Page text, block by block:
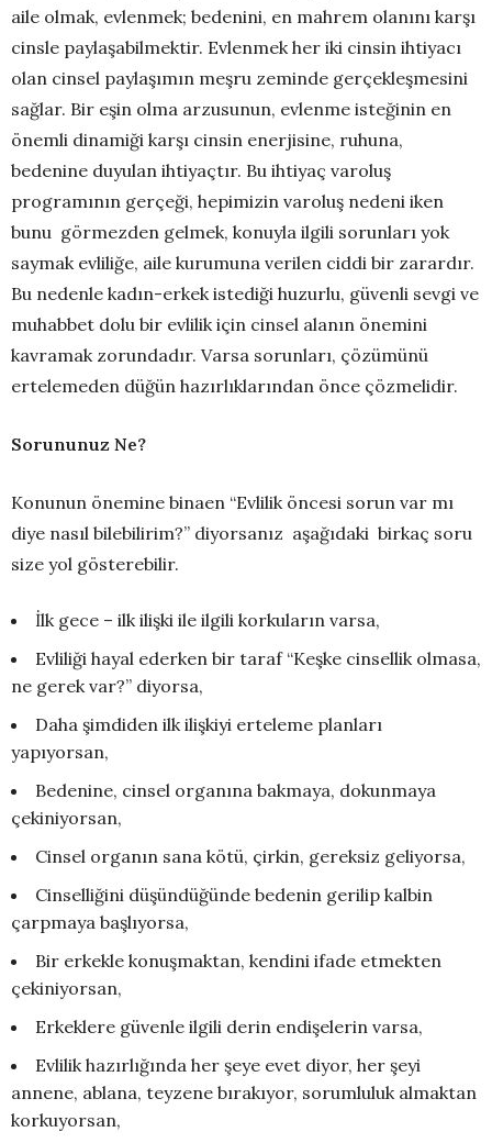
aile olmak, evlenmek; bedenini, en mahrem olanını karşı
cinsle paylaşabilmektir. Evlenmek her iki cinsin ihtiyacı
olan cinsel paylaşımın meşru zeminde gerçekleşmesini
sağlar. Bir eşin olma arzusunun, evlenme isteğinin en
önemli dinamiği karşı cinsin enerjisine, ruhuna,
bedenine duyulan ihtiyaçtır. Bu ihtiyaç varoluş
programının gerçeği, hepimizin varoluş nedeni iken
bunu görmezden gelmek, konuyla ilgili sorunları yok
saymak evliliğe, aile kurumuna verilen ciddi bir zarardır.
Bu nedenle kadın-erkek istediği huzurlu, güvenli sevgi ve
muhabbet dolu bir evlilik için cinsel alanın önemini
kavramak zorundadır. Varsa sorunları, çözümünü
ertelemeden düğün hazırlıklarından önce çözmelidir.
Sorununuz Ne?
Konunun önemine binaen “Evlilik öncesi sorun var mı
diye nasıl bilebilirim?” diyorsanız aşağıdaki birkaç soru
size yol gösterebilir.
İlk gece – ilk ilişki ile ilgili korkuların varsa,
Evliliği hayal ederken bir taraf “Keşke cinsellik olmasa,
ne gerek var?” diyorsa,
Daha şimdiden ilk ilişkiyi erteleme planları
yapıyorsan,
Bedenine, cinsel organına bakmaya, dokunmaya
çekiniyorsan,
Cinsel organın sana kötü, çirkin, gereksiz geliyorsa,
Cinselliğini düşündüğünde bedenin gerilip kalbin
çarpmaya başlıyorsa,
Bir erkekle konuşmaktan, kendini ifade etmekten
çekiniyorsan,
Erkeklere güvenle ilgili derin endişelerin varsa,
Evlilik hazırlığında her şeye evet diyor, her şeyi
annene, ablana, teyzene bırakıyor, sorumluluk almaktan
korkuyorsan,